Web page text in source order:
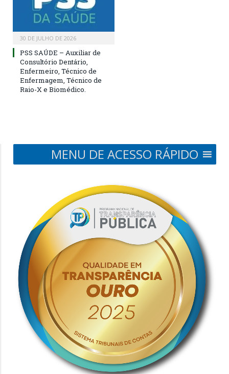
30 DE JULHO DE 2026
PSS SAÚDE – Auxiliar de
Consultório Dentário,
Enfermeiro, Técnico de
Enfermagem, Técnico de
Raio-X e Biomédico.
MENU DE ACESSO RÁPIDO